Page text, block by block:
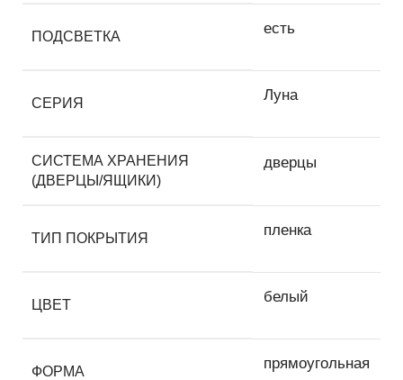
ПОДСВЕТКА есть
СЕРИЯ Луна
СИСТЕМА ХРАНЕНИЯ
(ДВЕРЦЫ/ЯЩИКИ)
дверцы
ТИП ПОКРЫТИЯ пленка
ЦВЕТ белый
ФОРМА прямоугольная